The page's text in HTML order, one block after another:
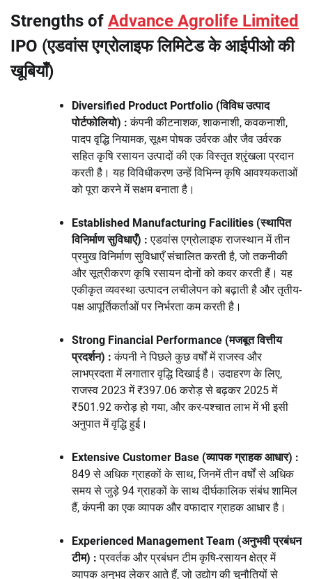
Strengths of Advance Agrolife Limited
IPO (एडवांस एग्रोलाइफ लिमिटेड के आईपीओ की
खूबियाँ)
Diversified Product Portfolio (विविध उत्पाद
पोर्टफोलियो) :कंपनी कीटनाशक, शाकनाशी, कवकनाशी,
पादप वृद्धि नियामक, सूक्ष्म पोषक उर्वरक और जैव उर्वरक
सहित कृषि रसायन उत्पादों की एक विस्तृत श्रृंखला प्रदान
करती है। यह विविधीकरण उन्हें विभिन्न कृषि आवश्यकताओं
को पूरा करने में सक्षम बनाता है।
Established Manufacturing Facilities (स्थापित
विनिर्माण सुविधाएँ) : एडवांस एग्रोलाइफ राजस्थान में तीन
प्रमुख विनिर्माण सुविधाएँ संचालित करती है, जो तकनीकी
और सूत्रीकरण कृषि रसायन दोनों को कवर करती हैं। यह
एकीकृत व्यवस्था उत्पादन लचीलेपन को बढ़ाती है और तृतीय-
पक्ष आपूर्तिकर्ताओं पर निर्भरता कम करती है।
Strong Financial Performance (मजबूत वित्तीय
प्रदर्शन) : कंपनी ने पिछले कुछ वर्षों में राजस्व और
लाभप्रदता में लगातार वृद्धि दिखाई है। उदाहरण के लिए,
राजस्व 2023 में ₹397.06 करोड़ से बढ़कर 2025 में
₹501.92 करोड़ हो गया, और कर-पश्चात लाभ में भी इसी
अनुपात में वृद्धि हुई।
Extensive Customer Base (व्यापक ग्राहक आधार) :
849 से अधिक ग्राहकों के साथ, जिनमें तीन वर्षों से अधिक
समय से जुड़े 94 ग्राहकों के साथ दीर्घकालिक संबंध शामिल
हैं, कंपनी का एक व्यापक और वफादार ग्राहक आधार है।
Experienced Management Team (अनुभवी प्रबंधन
टीम) : प्रवर्तक और प्रबंधन टीम कृषि-रसायन क्षेत्र में
व्यापक अनुभव लेकर आते हैं, जो उद्योग की चुनौतियों से